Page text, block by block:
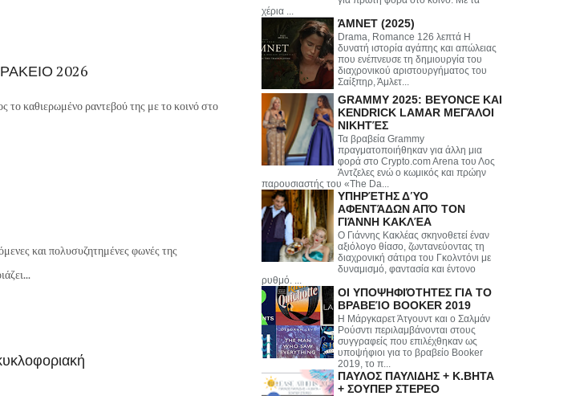
2026
καθιερωμένο ραντεβού της με το κοινό στο
και πολυσυζητημένες φωνές της
χέρια ...
ΆΜΝΕΤ (2025)
Drama, Romance 126 λεπτά Η
δυνατή ιστορία αγάπης και απώλειας
που ενέπνευσε τη δημιουργία του
διαχρονικού αριστουργήματος του
Σαίξπηρ, Άμλετ...
GRAMMY 2025: BEYONCE ΚΑΙ
KENDRICK LAMAR ΜΕΓΆΛΟΙ
ΝΙΚΗΤΈΣ
Τα βραβεία Grammy
πραγματοποιήθηκαν για άλλη μια
φορά στο Crypto.com Arena του Λος
Άντζελες ενώ ο κωμικός και πρώην
παρουσιαστής του «The Da...
ΥΠΗΡΈΤΗΣ ΔΎΟ
ΑΦΕΝΤΆΔΩΝ ΑΠΌ ΤΟΝ
ΓΙΆΝΝΗ ΚΑΚΛΈΑ
Ο Γιάννης Κακλέας σκηνοθετεί έναν
αξιόλογο θίασο, ζωντανεύοντας τη
διαχρονική σάτιρα του Γκολντόνι με
δυναμισμό, φαντασία και έντονο
ρυθμό. ...
ΟΙ ΥΠΟΨΗΦΙΌΤΗΤΕΣ ΓΙΑ ΤΟ
ΒΡΑΒΕΊΟ BOOKER 2019
Η Μάργκαρετ Άτγουντ και ο Σαλμάν
Ρούσντι περιλαμβάνονται στους
συγγραφείς που επιλέχθηκαν ως
υποψήφιοι για το βραβείο Booker
2019, το π...
ΠΑΥΛΟΣ ΠΑΥΛΙΔΗΣ + Κ.ΒΗΤΑ
+ ΣΟΥΠΕΡ ΣΤΕΡΕΟ